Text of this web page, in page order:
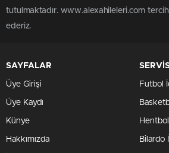
tutulmaktadır. www.alexahileleri.com
ederiz.
SAYFALAR
Üye Girişi
Üye Kaydı
Künye
Hakkımızda
Futbol
Bilardo